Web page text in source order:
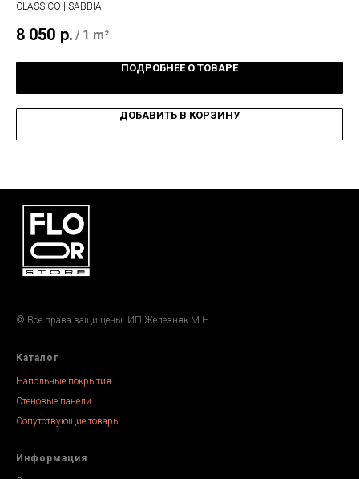
CLASSICO | SABBIA
8 050 р. / 1 m²
ПОДРОБНЕЕ О ТОВАРЕ
ДОБАВИТЬ В КОРЗИНУ
© Все права защищены. ИП Железняк М.Н.
Каталог
Напольные покрытия
Стеновые панели
Сопутствующие товары
Информация